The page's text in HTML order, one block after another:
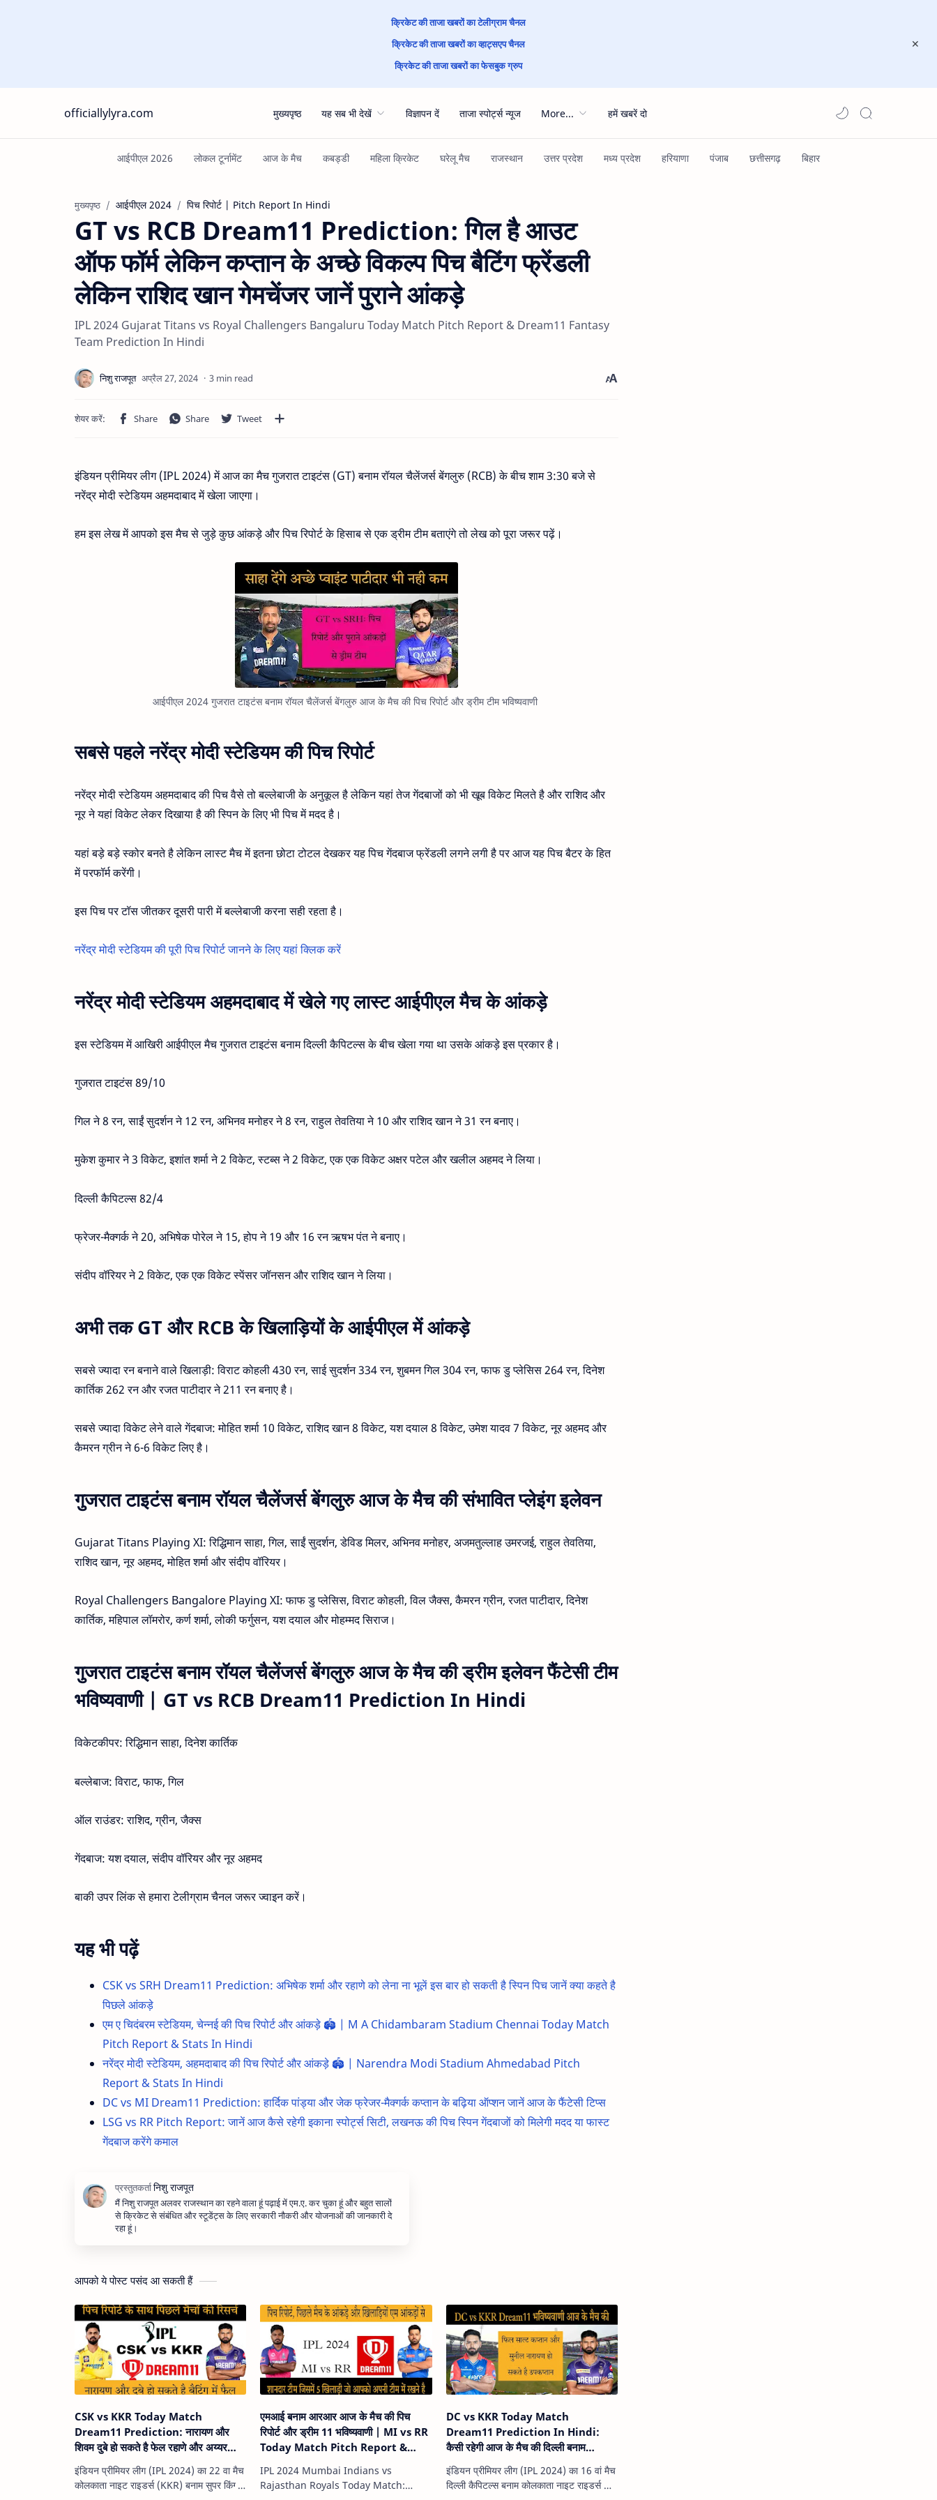
क्रिकेट की ताजा खबरों का टेलीग्राम चैनल
क्रिकेट की ताजा खबरों का व्हाट्सएप चैनल
क्रिकेट की ताजा खबरों का फेसबुक ग्रुप
officiallylyra.com मुख्यपृष्ठ यह सब भी देखें विज्ञापन दें ताजा स्पोर्ट्स न्यूज More... हमें खबरें दो
मुख्यपृष्ठ आईपीएल 2024 पिच रिपोर्ट | Pitch Report In Hindi
GT vs RCB Dream11 Prediction: गिल है आउट
ऑफ फॉर्म लेकिन कप्तान के अच्छे विकल्प पिच बैटिंग फ्रेंडली
लेकिन राशिद खान गेमचेंजर जानें पुराने आंकड़े
IPL 2024 Gujarat Titans vs Royal Challengers Bangaluru Today Match Pitch Report & Dream11 Fantasy
Team Prediction In Hindi
3 min read
इंडियन प्रीमियर लीग (IPL 2024) में आज का मैच गुजरात टाइटंस (GT) बनाम रॉयल चैलेंजर्स बेंगलुरु (RCB) के बीच शाम 3:30 बजे से
नरेंद्र मोदी स्टेडियम अहमदाबाद में खेला जाएगा।
हम इस लेख में आपको इस मैच से जुड़े कुछ आंकड़े और पिच रिपोर्ट के हिसाब से एक ड्रीम टीम बताएंगे तो लेख को पूरा जरूर पढ़ें।
आईपीएल 2024 गुजरात टाइटंस बनाम रॉयल चैलेंजर्स बेंगलुरु आज के मैच की पिच रिपोर्ट और ड्रीम टीम भविष्यवाणी
सबसे पहले नरेंद्र मोदी स्टेडियम की पिच रिपोर्ट
नरेंद्र मोदी स्टेडियम अहमदाबाद की पिच वैसे तो बल्लेबाजी के अनुकूल है लेकिन यहां तेज गेंदबाजों को भी खूब विकेट मिलते है और राशिद और
नूर ने यहां विकेट लेकर दिखाया है की स्पिन के लिए भी पिच में मदद है।
यहां बड़े बड़े स्कोर बनते है लेकिन लास्ट मैच में इतना छोटा टोटल देखकर यह पिच गेंदबाज फ्रेंडली लगने लगी है पर आज यह पिच बैटर के हित
में परफॉर्म करेंगी।
इस पिच पर टॉस जीतकर दूसरी पारी में बल्लेबाजी करना सही रहता है।
नरेंद्र मोदी स्टेडियम की पूरी पिच रिपोर्ट जानने के लिए यहां क्लिक करें
नरेंद्र मोदी स्टेडियम अहमदाबाद में खेले गए लास्ट आईपीएल मैच के आंकड़े
इस स्टेडियम में आखिरी आईपीएल मैच गुजरात टाइटंस बनाम दिल्ली कैपिटल्स के बीच खेला गया था उसके आंकड़े इस प्रकार है।
गुजरात टाइटंस 89/10
गिल ने 8 रन, साईं सुदर्शन ने 12 रन, अभिनव मनोहर ने 8 रन, राहुल तेवतिया ने 10 और राशिद खान ने 31 रन बनाए।
मुकेश कुमार ने 3 विकेट, इशांत शर्मा ने 2 विकेट, स्टब्स ने 2 विकेट, एक एक विकेट अक्षर पटेल और खलील अहमद ने लिया।
दिल्ली कैपिटल्स 82/4
फ्रेजर-मैक्गर्क ने 20, अभिषेक पोरेल ने 15, होप ने 19 और 16 रन ऋषभ पंत ने बनाए।
संदीप वॉरियर ने 2 विकेट, एक एक विकेट स्पेंसर जॉनसन और राशिद खान ने लिया।
अभी तक GT और RCB के खिलाड़ियों के आईपीएल में आंकड़े
सबसे ज्यादा रन बनाने वाले खिलाड़ी: विराट कोहली 430 रन, साई सुदर्शन 334 रन, शुबमन गिल 304 रन, फाफ डु प्लेसिस 264 रन, दिनेश
कार्तिक 262 रन और रजत पाटीदार ने 211 रन बनाए है।
सबसे ज्यादा विकेट लेने वाले गेंदबाज: मोहित शर्मा 10 विकेट, राशिद खान 8 विकेट, यश दयाल 8 विकेट, उमेश यादव 7 विकेट, नूर अहमद और
कैमरन ग्रीन ने 6-6 विकेट लिए है।
गुजरात टाइटंस बनाम रॉयल चैलेंजर्स बेंगलुरु आज के मैच की संभावित प्लेइंग इलेवन
Gujarat Titans Playing XI: रिद्धिमान साहा, गिल, साईं सुदर्शन, डेविड मिलर, अभिनव मनोहर, अजमतुल्लाह उमरजई, राहुल तेवतिया,
राशिद खान, नूर अहमद, मोहित शर्मा और संदीप वॉरियर।
Royal Challengers Bangalore Playing XI: फाफ डु प्लेसिस, विराट कोहली, विल जैक्स, कैमरन ग्रीन, रजत पाटीदार, दिनेश
कार्तिक, महिपाल लॉमरोर, कर्ण शर्मा, लोकी फर्गुसन, यश दयाल और मोहम्मद सिराज।
गुजरात टाइटंस बनाम रॉयल चैलेंजर्स बेंगलुरु आज के मैच की ड्रीम इलेवन फैंटेसी टीम
भविष्यवाणी | GT vs RCB Dream11 Prediction In Hindi
विकेटकीपर: रिद्धिमान साहा, दिनेश कार्तिक
बल्लेबाज: विराट, फाफ, गिल
ऑल राउंडर: राशिद, ग्रीन, जैक्स
गेंदबाज: यश दयाल, संदीप वॉरियर और नूर अहमद
बाकी उपर लिंक से हमारा टेलीग्राम चैनल जरूर ज्वाइन करें।
यह भी पढ़ें
CSK vs SRH Dream11 Prediction: अभिषेक शर्मा और रहाणे को लेना ना भूलें इस बार हो सकती है स्पिन पिच जानें क्या कहते है
पिछले आंकड़े
एम ए चिदंबरम स्टेडियम, चेन्नई की पिच रिपोर्ट और आंकड़े 🏟️ | M A Chidambaram Stadium Chennai Today Match
Pitch Report & Stats In Hindi
नरेंद्र मोदी स्टेडियम, अहमदाबाद की पिच रिपोर्ट और आंकड़े 🏟️ | Narendra Modi Stadium Ahmedabad Pitch
Report & Stats In Hindi
DC vs MI Dream11 Prediction: हार्दिक पांड्या और जेक फ्रेजर-मैक्गर्क कप्तान के बढ़िया ऑप्शन जानें आज के फैंटेसी टिप्स
LSG vs RR Pitch Report: जानें आज कैसे रहेगी इकाना स्पोर्ट्स सिटी, लखनऊ की पिच स्पिन गेंदबाजों को मिलेगी मदद या फास्ट
गेंदबाज करेंगे कमाल
मैं निशु राजपूत अलवर राजस्थान का रहने वाला हूं पढ़ाई में एम.ए. कर चुका हूं और बहुत सालों
से क्रिकेट से संबंधित और स्टूडेंट्स के लिए सरकारी नौकरी और योजनाओं की जानकारी दे
रहा हूं।
आपको ये पोस्ट पसंद आ सकती हैं
CSK vs KKR Today Match
Dream11 Prediction: नारायण और
शिवम दुबे हो सकते है फेल रहाणे और अय्यर
चमकेंगे
इंडियन प्रीमियर लीग (IPL 2024) का 22 वा मैच
कोलकाता नाइट राइडर्स (KKR) बनाम सुपर किंग्स
एमआई बनाम आरआर आज के मैच की पिच
रिपोर्ट और ड्रीम 11 भविष्यवाणी | MI vs RR
Today Match Pitch Report &
Prediction In Hindi
IPL 2024 Mumbai Indians vs
Rajasthan Royals Today Match:
DC vs KKR Today Match
Dream11 Prediction In Hindi:
कैसी रहेगी आज के मैच की दिल्ली बनाम
कोलकाता की ड्रीम टीम भविष्यवाणी
इंडियन प्रीमियर लीग (IPL 2024) का 16 वां मैच
दिल्ली कैपिटल्स बनाम कोलकाता नाइट राइडर्स के